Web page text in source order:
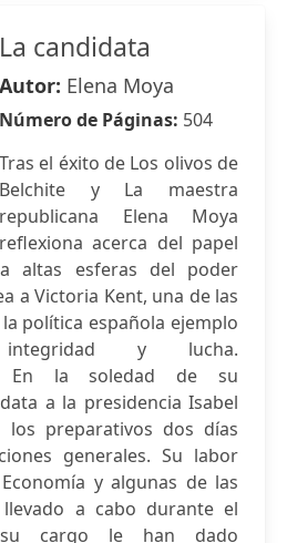
La candidata
Autor: Elena Moya
Número de Páginas: 504
Tras el éxito de Los olivos de
Belchite y La maestra
republicana Elena Moya
reflexiona acerca del papel
altas esferas del poder
a Victoria Kent, una de las
política española ejemplo
y lucha.
En la soledad de su
a la presidencia Isabel
preparativos dos días
generales. Su labor
y algunas de las
a cabo durante el
su cargo le han dado